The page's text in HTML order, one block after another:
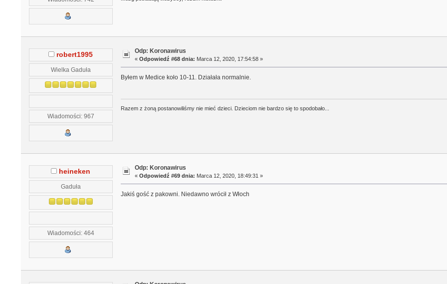
robert1995
Wielka Gaduła
Wiadomości: 967
Odp: Koronawirus
«Odpowiedź #68 dnia: Marca 12, 2020, 17:54:58 »
Byłem w Medice koło 10-11. Działała normalnie.
Razem z żoną postanowiliśmy nie mieć dzieci. Dzieciom nie bardzo się to spodobało...
heineken
Gaduła
Wiadomości: 464
Odp: Koronawirus
«Odpowiedź #69 dnia: Marca 12, 2020, 18:49:31 »
Jakiś gość z pakowni. Niedawno wrócił z Włoch